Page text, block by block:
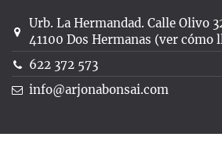
Urb. La Hermandad. Calle Olivo
41100 Dos Hermanas (ver cómo
622 372 573
info@arjonabonsai.com